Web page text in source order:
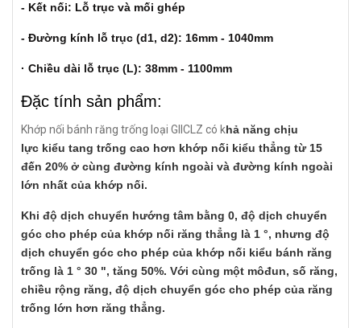
- Kết nối: Lỗ trục và mối ghép
- Đường kính lỗ trục (d1, d2): 16mm - 1040mm
· Chiều dài lỗ trục (L): 38mm - 1100mm
Đặc tính sản phẩm:
Khớp nối bánh răng trống loại GIICLZ có khả năng chịu
lực kiểu tang trống cao hơn khớp nối kiểu thẳng từ 15
đến 20% ở cùng đường kính ngoài và đường kính ngoài
lớn nhất của khớp nối.
Khi độ dịch chuyển hướng tâm bằng 0, độ dịch chuyển
góc cho phép của khớp nối răng thẳng là 1 °, nhưng độ
dịch chuyển góc cho phép của khớp nối kiểu bánh răng
trống là 1 ° 30 ", tăng 50%. Với cùng một môđun, số răng,
chiều rộng răng, độ dịch chuyển góc cho phép của răng
trống lớn hơn răng thẳng.